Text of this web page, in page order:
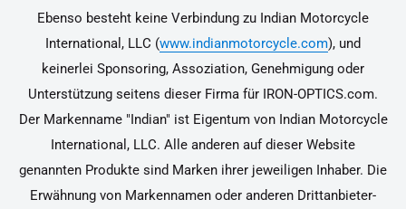
Ebenso besteht keine Verbindung zu Indian Motorcycle
International, LLC (www.indianmotorcycle.com), und
keinerlei Sponsoring, Assoziation, Genehmigung oder
Unterstützung seitens dieser Firma für IRON-OPTICS.com.
Der Markenname "Indian" ist Eigentum von Indian Motorcycle
International, LLC. Alle anderen auf dieser Website
genannten Produkte sind Marken ihrer jeweiligen Inhaber. Die
Erwähnung von Markennamen oder anderen Drittanbieter-